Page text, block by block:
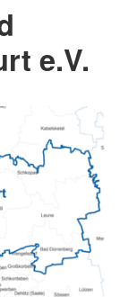
e.V.